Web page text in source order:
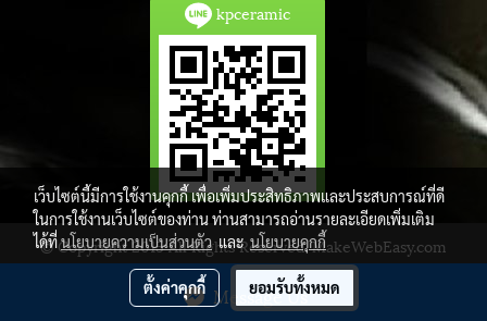
Message Us
kpceramic
© Copyright 2015 All Rights Reserved. MakeWebEasy.com
ผู้เข้าชมวันนี้ 6,056
เว็บไซต์นี้มีการใช้งานคุกกี้ เพื่อเพิ่มประสิทธิภาพและประสบการณ์ที่ดี
ในการใช้งานเว็บไซต์ของท่าน ท่านสามารถอ่านรายละเอียดเพิ่มเติม
ได้ที่นโยบายความเป็นส่วนตัวและนโยบายคุกกี้
ตั้งค่าคุกกี้ ยอมรับทั้งหมด